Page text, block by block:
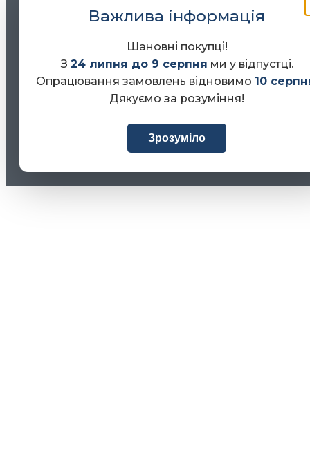
Важлива інформація
Шановні покупці!
З 24 липня до 9 серпня ми у відпустці.
Опрацювання замовлень відновимо 10
Дякуємо за розуміння!
Зрозуміло